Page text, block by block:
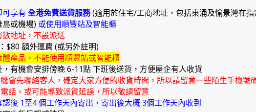
可享有 全港免費送貨服務(適用於住宅/工商地址，包括東涌及愉景灣在指
或機場) 或使用順豐站及智能櫃
地址，不設派送
額外運費 (或另外註明)
產品，不能使用順豐站或智能櫃
有機會安排傍晚 6-11點 下班後送貨，方便屋企有人收貨
會先聯絡客人，確定大家方便的收貨時間，所以請留意一些陌生手機號
話，或可能導致派貨延誤，所以敬請留意
後 1至4 個工作天內寄出，寄出後大概 3個工作天內收到